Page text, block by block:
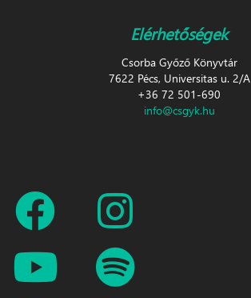
Elérhetőségek
Csorba Győző Könyvtár
7622 Pécs, Universitas u. 2/A
+36 72 501-690
info@csgyk.hu